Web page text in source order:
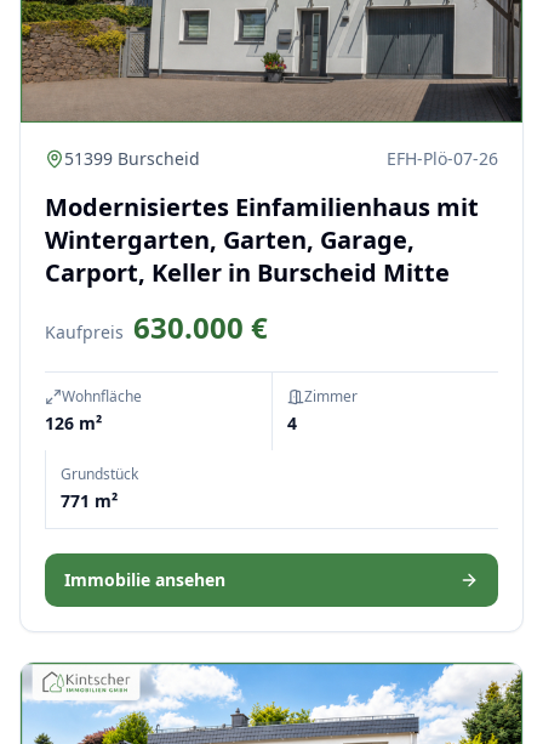
51399 Burscheid EFH-Plö-07-26
Modernisiertes Einfamilienhaus mit
Wintergarten, Garten, Garage,
Carport, Keller in Burscheid Mitte
Kaufpreis 630.000 €
Wohnfläche
126 m²
Zimmer
4
Grundstück
771 m²
Immobilie ansehen